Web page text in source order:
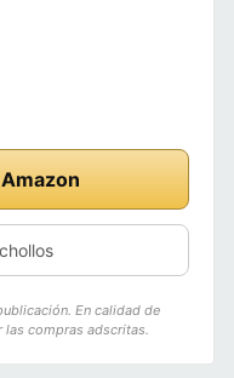
En calidad de
compras adscritas.